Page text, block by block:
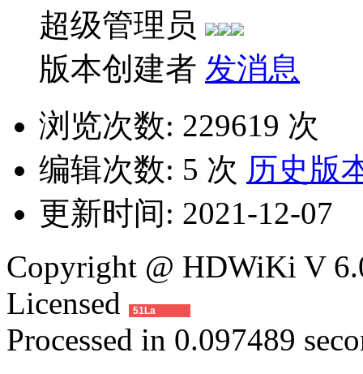
超级管理员
版本创建者 发消息
浏览次数: 229619 次
编辑次数: 5 次 历史版
更新时间: 2021-12-07
Copyright @ HDWiKi V
Licensed
51La
Processed in 0.097489